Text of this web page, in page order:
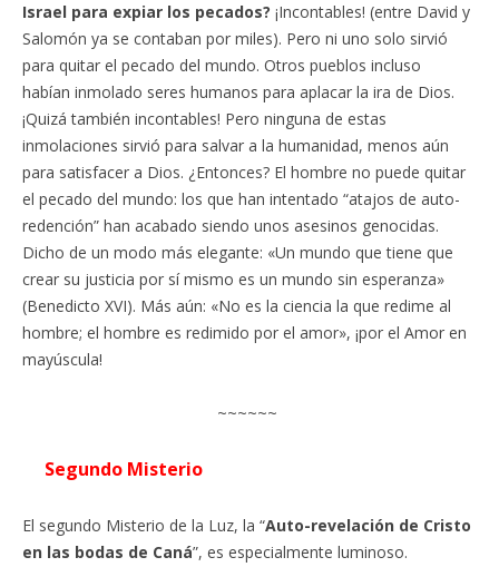
Israel para expiar los pecados? ¡Incontables! (entre David y
Salomón ya se contaban por miles). Pero ni uno solo sirvió
para quitar el pecado del mundo. Otros pueblos incluso
habían inmolado seres humanos para aplacar la ira de Dios.
¡Quizá también incontables! Pero ninguna de estas
inmolaciones sirvió para salvar a la humanidad, menos aún
para satisfacer a Dios. ¿Entonces? El hombre no puede quitar
el pecado del mundo: los que han intentado “atajos de auto-
redención” han acabado siendo unos asesinos genocidas.
Dicho de un modo más elegante: «Un mundo que tiene que
crear su justicia por sí mismo es un mundo sin esperanza»
(Benedicto XVI). Más aún: «No es la ciencia la que redime al
hombre; el hombre es redimido por el amor», ¡por el Amor en
mayúscula!
~~~~~~
Segundo Misterio
El segundo Misterio de la Luz, la “Auto-revelación de Cristo
en las bodas de Caná”, es especialmente luminoso.